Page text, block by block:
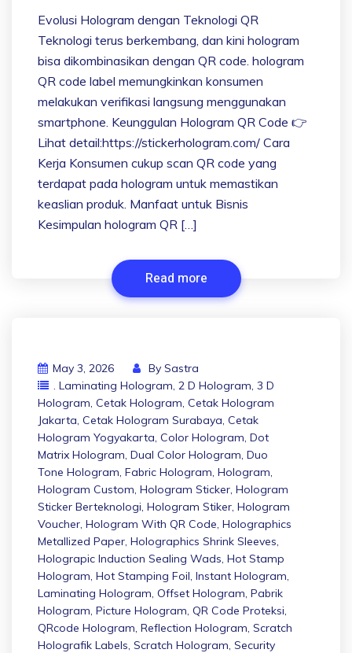
Evolusi Hologram dengan Teknologi QR
Teknologi terus berkembang, dan kini hologram
bisa dikombinasikan dengan QR code. hologram
QR code label memungkinkan konsumen
melakukan verifikasi langsung menggunakan
smartphone. Keunggulan Hologram QR Code 👉
Lihat detail:https://stickerhologram.com/ Cara
Kerja Konsumen cukup scan QR code yang
terdapat pada hologram untuk memastikan
keaslian produk. Manfaat untuk Bisnis
Kesimpulan hologram QR […]
Read more
May 3, 2026 By Sastra
. Laminating Hologram, 2 D Hologram, 3 D
Hologram, Cetak Hologram, Cetak Hologram
Jakarta, Cetak Hologram Surabaya, Cetak
Hologram Yogyakarta, Color Hologram, Dot
Matrix Hologram, Dual Color Hologram, Duo
Tone Hologram, Fabric Hologram, Hologram,
Hologram Custom, Hologram Sticker, Hologram
Sticker Berteknologi, Hologram Stiker, Hologram
Voucher, Hologram With QR Code, Holographics
Metallized Paper, Holographics Shrink Sleeves,
Holograpic Induction Sealing Wads, Hot Stamp
Hologram, Hot Stamping Foil, Instant Hologram,
Laminating Hologram, Offset Hologram, Pabrik
Hologram, Picture Hologram, QR Code Proteksi,
QRcode Hologram, Reflection Hologram, Scratch
Holografik Labels, Scratch Hologram, Security